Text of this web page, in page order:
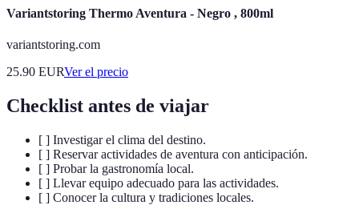
Variantstoring Thermo Aventura - Negro , 800ml
variantstoring.com
25.90 EURVer el precio
Checklist antes de viajar
[ ] Investigar el clima del destino.
[ ] Reservar actividades de aventura con anticipación.
[ ] Probar la gastronomía local.
[ ] Llevar equipo adecuado para las actividades.
[ ] Conocer la cultura y tradiciones locales.